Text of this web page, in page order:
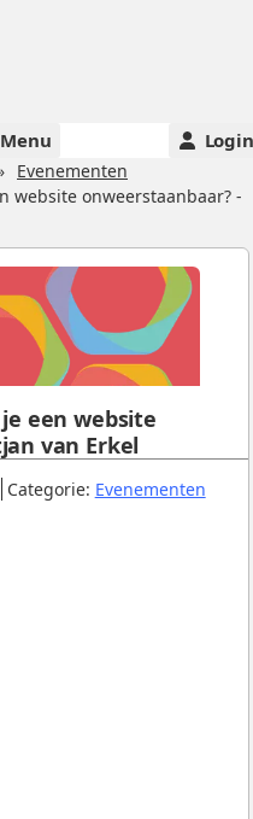
Menu Login
Evenementen
website onweerstaanbaar? -
Categorie: Evenementen.
een website
van Erkel